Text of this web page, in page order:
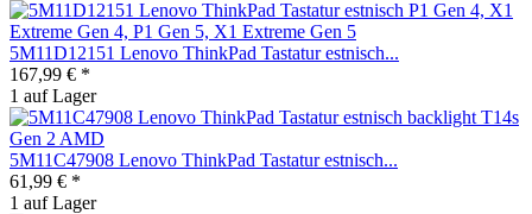
5M11D12151 Lenovo ThinkPad Tastatur estnisch...
167,99 € *
1 auf Lager
5M11C47908 Lenovo ThinkPad Tastatur estnisch...
61,99 € *
1 auf Lager